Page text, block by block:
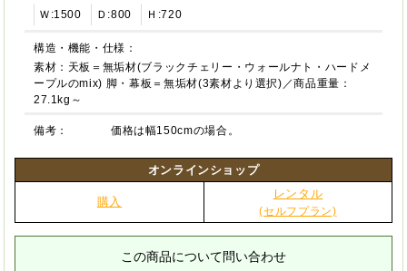
Ｗ:1500
Ｄ:800 Ｈ:720
構造・機能・仕様：
素材：天板＝無垢材(ブラックチェリー・ウォールナト・ハードメ
ープルのmix) 脚・幕板＝無垢材(3素材より選択)／商品重量：
27.1kg～
備考： 価格は幅150cmの場合。
オンラインショップ
購入
レンタル
(セルフプラン)
この商品について問い合わせ